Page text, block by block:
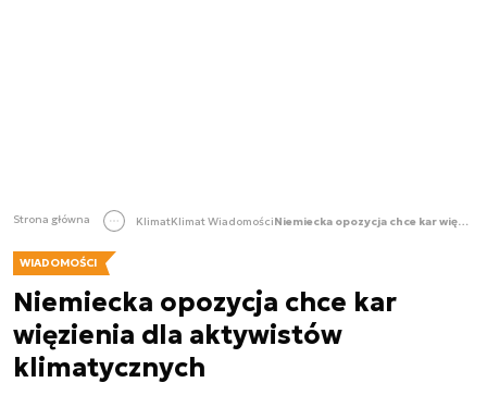
Strona główna KlimatKlimat Wiadomości Niemiecka opozycja chce kar więzienia dla aktywistów klimatycznych
WIADOMOŚCI
Niemiecka opozycja chce kar
więzienia dla aktywistów
klimatycznych